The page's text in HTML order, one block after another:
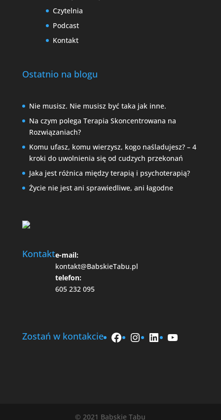
Czytelnia
Podcast
Kontakt
Ostatnio na blogu
Nie musisz. Nie musisz być taka jak inne.
Na czym polega Terapia Skoncentrowana na
Rozwiązaniach?
Komu ufasz, komu wierzysz, kogo naśladujesz? – 4
kroki do uwolnienia się od cudzych przekonań
Jaka jest różnica między terapią i psychoterapią?
Życie nie jest ani sprawiedliwe, ani łagodne
Kontakte-mail:
kontakt@BabskieTabu.pl
telefon:
605 232 095
Zostań w kontakcie Facebook
Instagram
LinkedInYouTube
© 2021 Babskie Tabu